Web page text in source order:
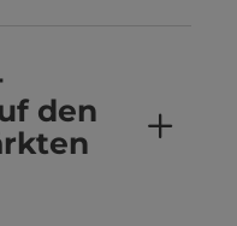
den